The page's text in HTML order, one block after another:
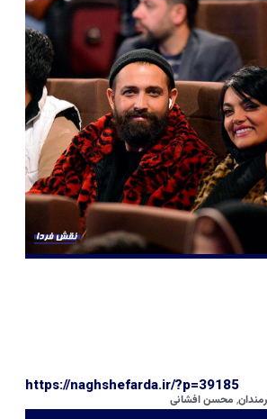
https://naghshefarda.ir/?p=39185
, محسن افشانی